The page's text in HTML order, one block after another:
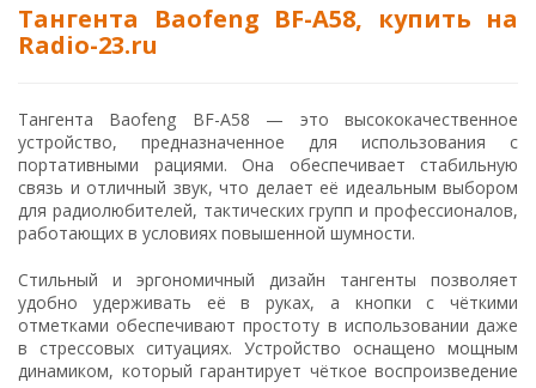
Тангента Baofeng BF-A58, купить на
Radio-23.ru
Тангента Baofeng BF-A58 — это высококачественное
устройство, предназначенное для использования с
портативными рациями. Она обеспечивает стабильную
связь и отличный звук, что делает её идеальным выбором
для радиолюбителей, тактических групп и профессионалов,
работающих в условиях повышенной шумности.
Стильный и эргономичный дизайн тангенты позволяет
удобно удерживать её в руках, а кнопки с чёткими
отметками обеспечивают простоту в использовании даже
в стрессовых ситуациях. Устройство оснащено мощным
динамиком, который гарантирует чёткое воспроизведение